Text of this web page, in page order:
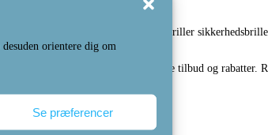
orientere dig om
Se præferencer
læsebriller, festbriller, sportsbriller
Kan ikke kombineres med andre tilbud og rabatter.